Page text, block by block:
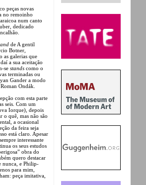
peças novas
no remoinho
num canto
dedicado
de A gentil
Botner,
as galerias que
a sua aceitação
se stands como o
terminadas ou
Gander a modo
Ondák.
com esta parte
seis. Com um
Iorque), depois
o quê, mas não são
a ocasional
da feira seja
está claro. Apesar
interessante
os seus estudos
obra do
quero destacar
nunca, e Philip-
para mim,
peça imitativa,